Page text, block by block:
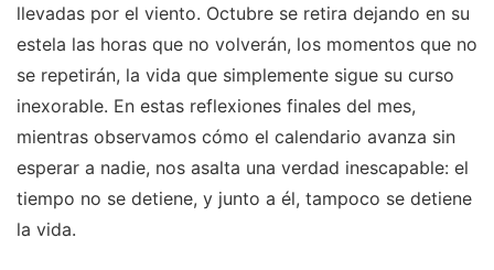
llevadas por el viento. Octubre se retira dejando en su
estela las horas que no volverán, los momentos que no
se repetirán, la vida que simplemente sigue su curso
inexorable. En estas reflexiones finales del mes,
mientras observamos cómo el calendario avanza sin
esperar a nadie, nos asalta una verdad inescapable: el
tiempo no se detiene, y junto a él, tampoco se detiene
la vida.